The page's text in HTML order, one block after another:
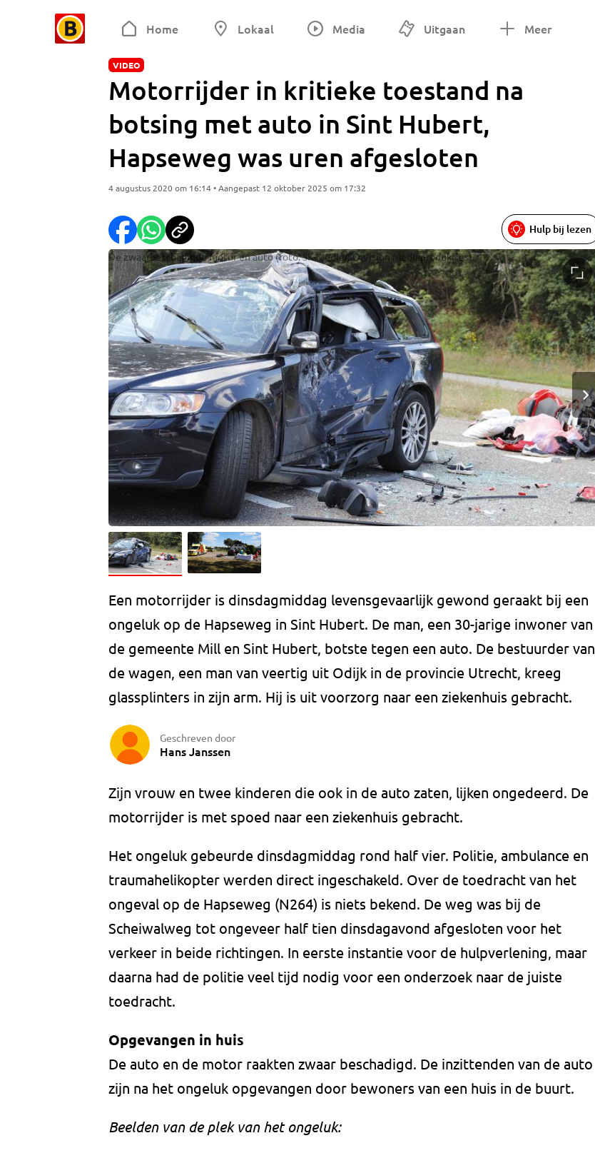
Home Lokaal Media Uitgaan Meer
VIDEO
Motorrijder in kritieke toestand na
botsing met auto in Sint Hubert,
Hapseweg was uren afgesloten
4 augustus 2020 om 16:14 • Aangepast 12 oktober 2025 om 17:32
De zwaarbeschadigde motor en auto (foto: SK-Media/SQ Vision Mediaprodukties).
Hulp bij lezen
Een motorrijder is dinsdagmiddag levensgevaarlijk gewond geraakt bij een
ongeluk op de Hapseweg in Sint Hubert. De man, een 30-jarige inwoner van
de gemeente Mill en Sint Hubert, botste tegen een auto. De bestuurder van
de wagen, een man van veertig uit Odijk in de provincie Utrecht, kreeg
glassplinters in zijn arm. Hij is uit voorzorg naar een ziekenhuis gebracht.
Geschreven door
Hans Janssen
Zijn vrouw en twee kinderen die ook in de auto zaten, lijken ongedeerd. De
motorrijder is met spoed naar een ziekenhuis gebracht.
Het ongeluk gebeurde dinsdagmiddag rond half vier. Politie, ambulance en
traumahelikopter werden direct ingeschakeld. Over de toedracht van het
ongeval op de Hapseweg (N264) is niets bekend. De weg was bij de
Scheiwalweg tot ongeveer half tien dinsdagavond afgesloten voor het
verkeer in beide richtingen. In eerste instantie voor de hulpverlening, maar
daarna had de politie veel tijd nodig voor een onderzoek naar de juiste
toedracht.
Opgevangen in huis
De auto en de motor raakten zwaar beschadigd. De inzittenden van de auto
zijn na het ongeluk opgevangen door bewoners van een huis in de buurt.
Beelden van de plek van het ongeluk: